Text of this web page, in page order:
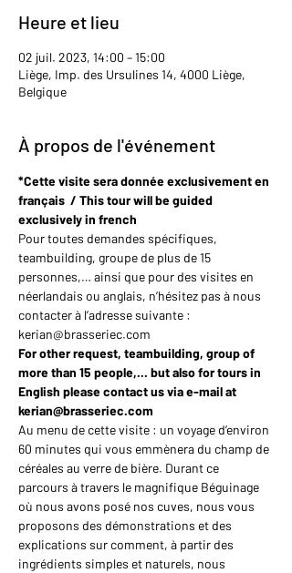
Heure et lieu
02 juil. 2023, 14:00 – 15:00
Liège, Imp. des Ursulines 14, 4000 Liège,
Belgique
À propos de l'événement
*Cette visite sera donnée exclusivement en
français  / This tour will be guided
exclusively in french
Pour toutes demandes spécifiques,
teambuilding, groupe de plus de 15
personnes,… ainsi que pour des visites en
néerlandais ou anglais, n’hésitez pas à nous
contacter à l’adresse suivante :
kerian@brasseriec.com
For other request, teambuilding, group of
more than 15 people,... but also for tours in
English please contact us via e-mail at
kerian@brasseriec.com
Au menu de cette visite : un voyage d’environ
60 minutes qui vous emmènera du champ de
céréales au verre de bière. Durant ce
parcours à travers le magnifique Béguinage
où nous avons posé nos cuves, nous vous
proposons des démonstrations et des
explications sur comment, à partir des
ingrédients simples et naturels, nous